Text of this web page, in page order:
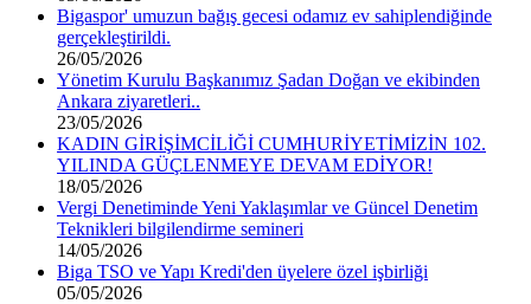
Bigaspor' umuzun bağış gecesi odamız ev sahiplendiğinde
gerçekleştirildi.
26/05/2026
Yönetim Kurulu Başkanımız Şadan Doğan ve ekibinden
Ankara ziyaretleri..
23/05/2026
KADIN GİRİŞİMCİLİĞİ CUMHURİYETİMİZİN 102.
YILINDA GÜÇLENMEYE DEVAM EDİYOR!
18/05/2026
Vergi Denetiminde Yeni Yaklaşımlar ve Güncel Denetim
Teknikleri bilgilendirme semineri
14/05/2026
Biga TSO ve Yapı Kredi'den üyelere özel işbirliği
05/05/2026